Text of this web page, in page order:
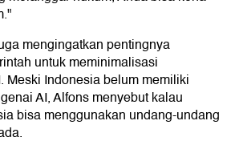
mengingatkan pentingnya
untuk meminimalisasi
Meski Indonesia belum memiliki
AI, Alfons menyebut kalau
bisa menggunakan undang-undang